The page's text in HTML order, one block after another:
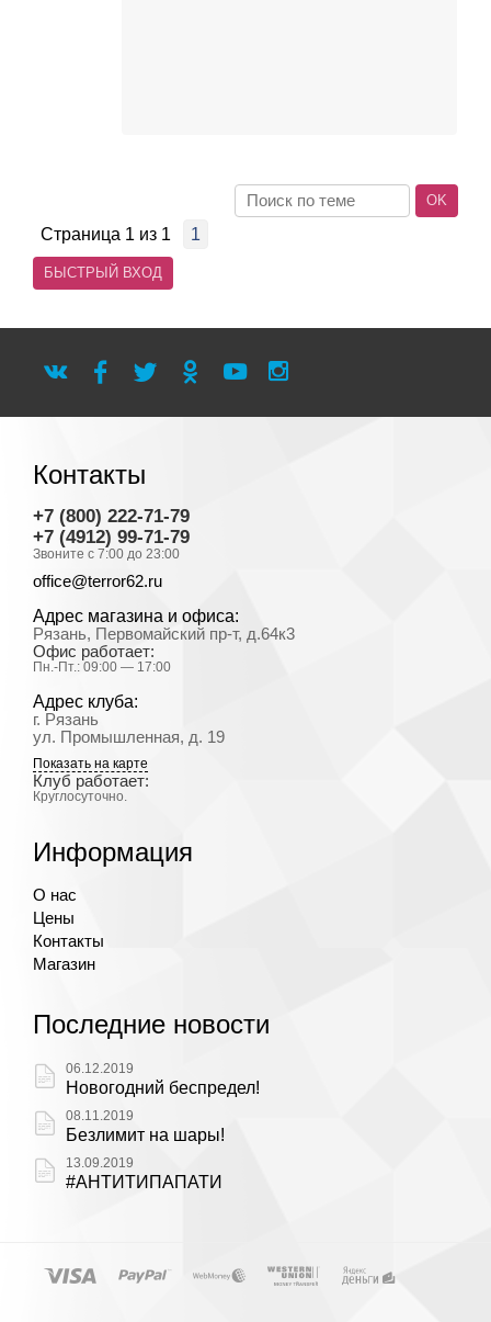
Страница 1 из 1 1
Контакты
+7 (800) 222-71-79
+7 (4912) 99-71-79
Звоните с 7:00 до 23:00
office@terror62.ru
Адрес магазина и офиса:
Рязань, Первомайский пр-т, д.64к3
Офис работает:
Пн.-Пт.: 09:00 — 17:00
Адрес клуба:
г. Рязань
ул. Промышленная, д. 19
Показать на карте
Клуб работает:
Круглосуточно.
Информация
О нас
Цены
Контакты
Магазин
Последние новости
06.12.2019
Новогодний беспредел!
08.11.2019
Безлимит на шары!
13.09.2019
#АНТИТИПАПАТИ